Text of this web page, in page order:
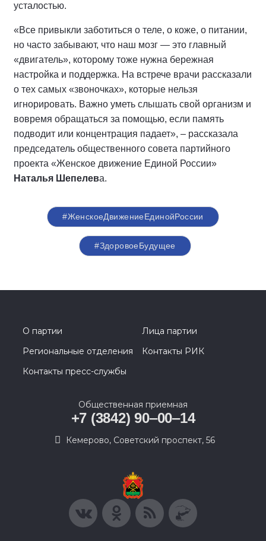
усталостью.
«Все привыкли заботиться о теле, о коже, о питании,
но часто забывают, что наш мозг — это главный
«двигатель», которому тоже нужна бережная
настройка и поддержка. На встрече врачи рассказали
о тех самых «звоночках», которые нельзя
игнорировать. Важно уметь слышать свой организм и
вовремя обращаться за помощью, если память
подводит или концентрация падает», – рассказала
председатель общественного совета партийного
проекта «Женское движение Единой России»
Наталья Шепелева.
#ЖенскоеДвижениеЕдинойРоссии
#ЗдоровоеБудущее
О партии
Лица партии
Региональные отделения
Контакты РИК
Контакты пресс-службы
Общественная приемная
+7 (3842) 90‒00‒14
​Кемерово, Советский проспект, 56